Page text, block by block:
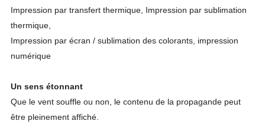
Impression par transfert thermique, Impression par sublimation
thermique,
Impression par écran / sublimation des colorants, impression
numérique
Un sens étonnant
Que le vent souffle ou non, le contenu de la propagande peut
être pleinement affiché.